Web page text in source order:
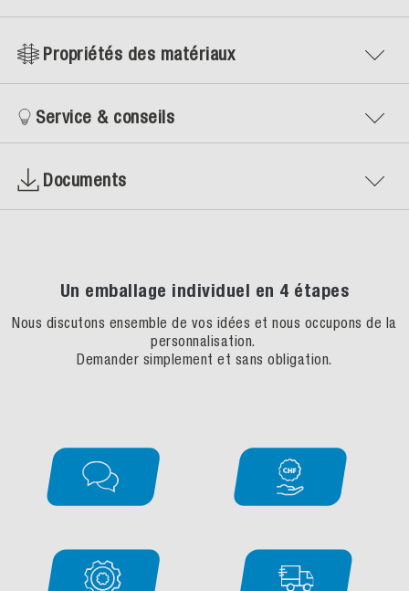
Propriétés des matériaux
Service & conseils
Documents
Un emballage individuel en 4 étapes
Nous discutons ensemble de vos idées et nous occupons de la
personnalisation.
Demander simplement et sans obligation.